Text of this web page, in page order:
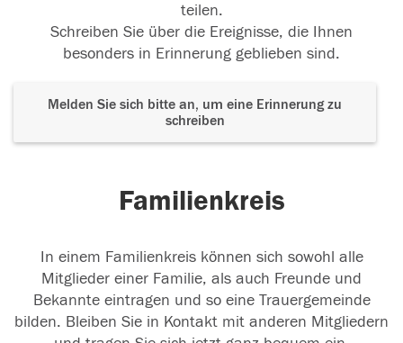
teilen.
Schreiben Sie über die Ereignisse, die Ihnen
besonders in Erinnerung geblieben sind.
Melden Sie sich bitte an, um eine Erinnerung zu
schreiben
Familienkreis
In einem Familienkreis können sich sowohl alle
Mitglieder einer Familie, als auch Freunde und
Bekannte eintragen und so eine Trauergemeinde
bilden. Bleiben Sie in Kontakt mit anderen Mitgliedern